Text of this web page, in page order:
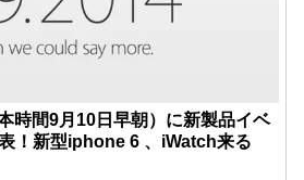
時間9月10日早朝）に新製品イベ
！新型iphone 6 、iWatch来る